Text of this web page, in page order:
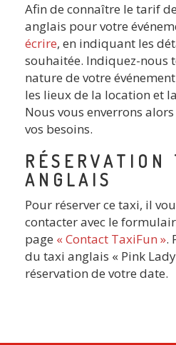
Afin de connaître le tarif
anglais pour votre
écrire, en indiquant les
souhaitée. Indiquez-nous
nature de votre
les lieux de la location et
Nous vous enverrons
vos besoins.
RÉSERVATION
ANGLAIS
Pour réserver ce taxi, il
contacter avec le
page « Contact TaxiFun ».
du taxi anglais « Pink
réservation de votre date.